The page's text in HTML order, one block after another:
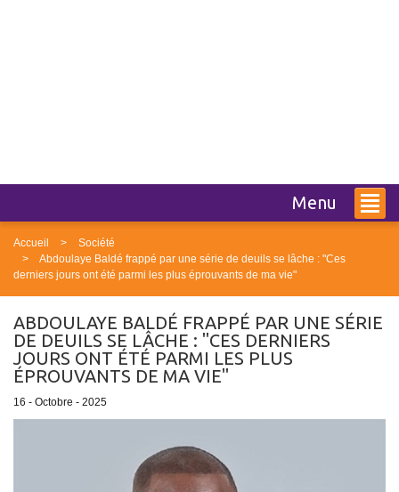
Menu
Accueil
Société
Abdoulaye Baldé frappé par une série de deuils se lâche : "Ces
derniers jours ont été parmi les plus éprouvants de ma vie"
ABDOULAYE BALDÉ FRAPPÉ PAR UNE SÉRIE
DE DEUILS SE LÂCHE : "CES DERNIERS
JOURS ONT ÉTÉ PARMI LES PLUS
ÉPROUVANTS DE MA VIE"
16 - Octobre - 2025